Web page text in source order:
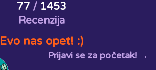
77 / 1453
Recenzija
Evo nas opet! :)
Prijavi se za početak! →